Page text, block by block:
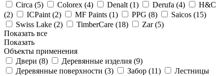
Circa (5) Colorex (4) Denalt (1) Derufa (4)
H&C
(2) ICPaint (2) MF Paints (1) PPG (8) Saicos (15)
Swiss Lake (2) TimberCare (18) Zar (5)
Показать все
Показать
Объекты применения
Двери (8) Деревянные изделия (9)
Деревянные поверхности (3) Забор (11)
Лестницы